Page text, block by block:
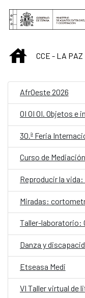
Saltar al contenido
INICIOCCE - LA PAZ
AfrOeste 2026
30.ª Feria
Danza y
Etseasa Medi
VI Taller virtual de